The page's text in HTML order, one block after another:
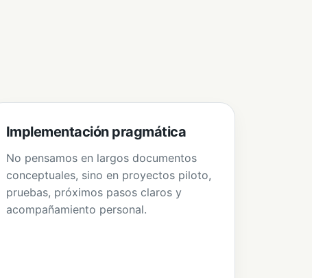
Implementación pragmática
No pensamos en largos documentos
conceptuales, sino en proyectos piloto,
pruebas, próximos pasos claros y
acompañamiento personal.